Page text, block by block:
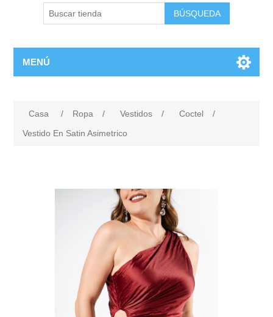
MENÚ
Casa / Ropa / Vestidos / Coctel
/
Vestido En Satin Asimetrico